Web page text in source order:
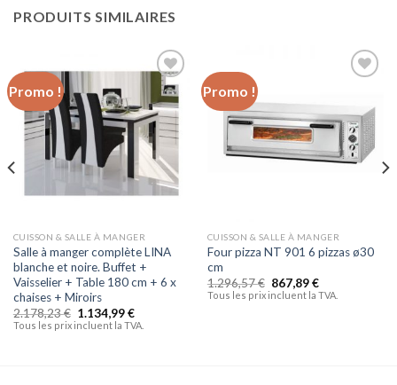
PRODUITS SIMILAIRES
Promo !
Ajouter
à la liste
d’envies
CUISSON & SALLE À MANGER
Salle à manger complète LINA
blanche et noire. Buffet +
Vaisselier + Table 180 cm + 6 x
chaises + Miroirs
2.178,23€ 1.134,99€
Tous les prix incluent la TVA.
Promo !
d’envies
CUISSON & SALLE À MANGER
Four pizza NT 901 6 pizzas ø30
cm
1.296,57€ 867,89€
Tous les prix incluent la TVA.